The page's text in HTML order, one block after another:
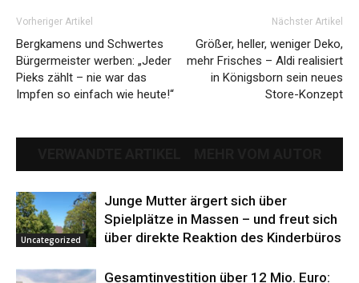
Vorheriger Artikel
Bergkamens und Schwertes
Bürgermeister werben: „Jeder
Pieks zählt – nie war das
Impfen so einfach wie heute!“
Nächster Artikel
Größer, heller, weniger Deko,
mehr Frisches – Aldi realisiert
in Königsborn sein neues
Store-Konzept
Uncategorized
Junge Mutter ärgert sich über
Spielplätze in Massen – und freut sich
über direkte Reaktion des Kinderbüros
Gesamtinvestition über 12 Mio. Euro: